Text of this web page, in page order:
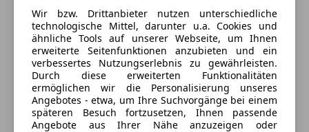
Reifendruckkontrollsystem
Seitenairbag
Servolenkung
Tagfahrlicht
Traktionskontrolle
Voll-LED Scheinwerfer
Wegfahrsperre
Russpartikelfilter
SCR-System (AdBlue-Technologie)
AUDIO & KOMMUNIKATION
Head-up-Display
Navigationssystem: Navigation (USB)
ConnectedDrive Services
DAB-Tuner (Radioempfang digital)
Jetzt berechnen
Verkäufer Händler
Onlinecars Vertriebs GmbH ZWNL
Wir bzw. Drittanbieter nutzen unterschiedliche
technologische Mittel, darunter u.a. Cookies und
ähnliche Tools auf unserer Webseite, um Ihnen
erweiterte Seitenfunktionen anzubieten und ein
verbessertes Nutzungserlebnis zu gewährleisten.
Durch diese erweiterten Funktionalitäten
ermöglichen wir die Personalisierung unseres
Angebotes - etwa, um Ihre Suchvorgänge bei einem
späteren Besuch fortzusetzen, Ihnen passende
Angebote aus Ihrer Nähe anzuzeigen oder